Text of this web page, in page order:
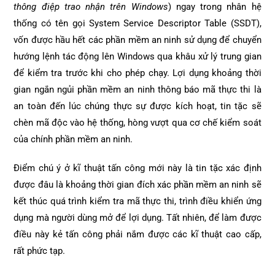
thông điệp trao nhận trên Windows) ngay trong nhân hệ
thống có tên gọi System Service Descriptor Table (SSDT),
vốn được hầu hết các phần mềm an ninh sử dụng để chuyển
hướng lệnh tác động lên Windows qua khâu xử lý trung gian
để kiểm tra trước khi cho phép chạy. Lợi dụng khoảng thời
gian ngắn ngủi phần mềm an ninh thông báo mã thực thi là
an toàn đến lúc chúng thực sự được kích hoạt, tin tặc sẽ
chèn mã độc vào hệ thống, hòng vượt qua cơ chế kiểm soát
của chính phần mềm an ninh.
Điểm chú ý ở kĩ thuật tấn công mới này là tin tặc xác định
được đâu là khoảng thời gian đích xác phần mềm an ninh sẽ
kết thúc quá trình kiểm tra mã thực thi, trình điều khiển ứng
dụng mà người dùng mở để lợi dụng. Tất nhiên, để làm được
điều này kẻ tấn công phải nắm được các kĩ thuật cao cấp,
rất phức tạp.